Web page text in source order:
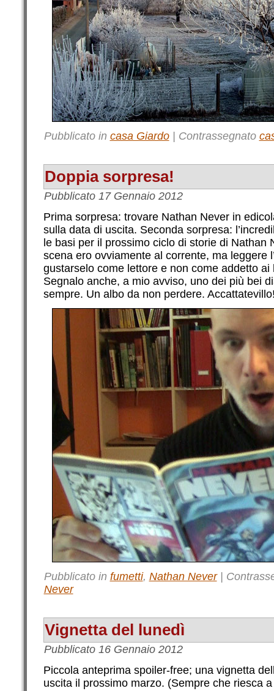
Pubblicato in casa Giardo| Contrassegnato
Doppia sorpresa!
Pubblicato 17 Gennaio 2012
Prima sorpresa: trovare Nathan Never in
sulla data di uscita. Seconda sorpresa:
le basi per il prossimo ciclo di storie di Nathan
scena ero ovviamente al corrente, ma leggere
gustarselo come lettore e non come addetto
Segnalo anche, a mio avviso, uno dei più bei
sempre. Un albo da non perdere.
Pubblicato in fumetti, Nathan Never|
Never
Vignetta del lunedì
Pubblicato 16 Gennaio 2012
Piccola anteprima spoiler-free; una vignetta
uscita il prossimo marzo. (Sempre che riesca